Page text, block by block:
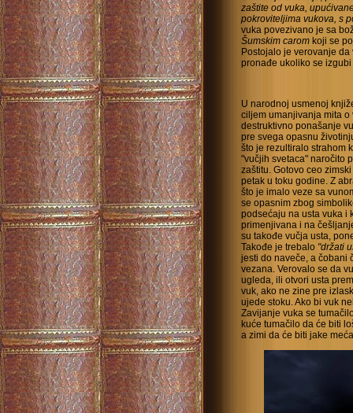
zaštite od vuka,
pokroviteljima vukova, s
vuka povezivano je sa
Šumskim carom koji se
Postojalo je verovanje
pronađe ukoliko se izgubi
U narodnoj usmenoj
ciljem umanjivanja mita
destruktivno ponašanje
pre svega opasnu
što je rezultiralo strahom
"vučjih svetaca" naročito
zaštitu. Gotovo ceo
petak u toku godine. Z
što je imalo veze sa
se opasnim zbog
podsećaju na usta vuka i
primenjivana i na
su takođe vučja usta,
Takođe je trebalo "držati
jesti do naveče, a čobani
vezana. Verovalo se da
ugleda, ili otvori usta
vuk, ako ne zine pre
ujede stoku. Ako bi vuk
Zavijanje vuka se
kuće tumačilo da će biti
a zimi da će biti jake